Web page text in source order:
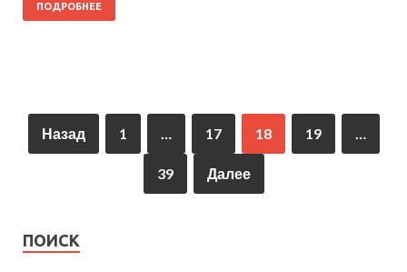
ПОДРОБНЕЕ
Назад 1 … 17 18 19 …
39 Далее
ПОИСК